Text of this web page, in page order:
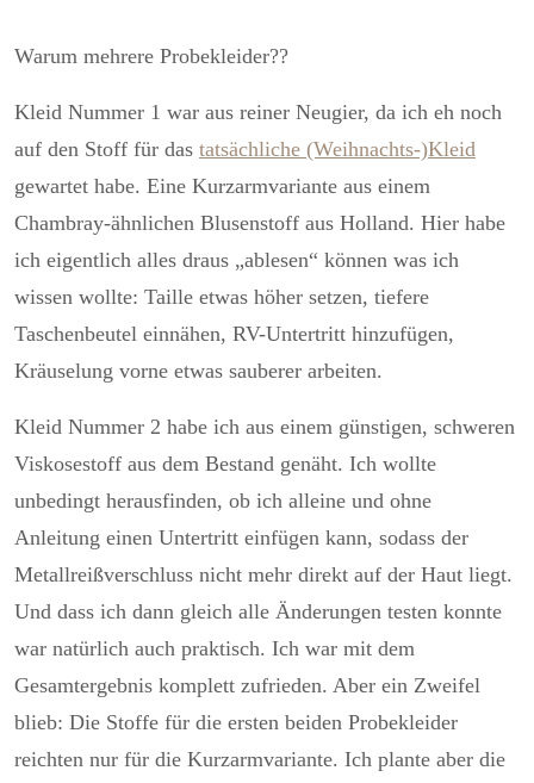
Warum mehrere Probekleider??
Kleid Nummer 1 war aus reiner Neugier, da ich eh noch
auf den Stoff für das tatsächliche (Weihnachts-)Kleid
gewartet habe. Eine Kurzarmvariante aus einem
Chambray-ähnlichen Blusenstoff aus Holland. Hier habe
ich eigentlich alles draus „ablesen“ können was ich
wissen wollte: Taille etwas höher setzen, tiefere
Taschenbeutel einnähen, RV-Untertritt hinzufügen,
Kräuselung vorne etwas sauberer arbeiten.
Kleid Nummer 2 habe ich aus einem günstigen, schweren
Viskosestoff aus dem Bestand genäht. Ich wollte
unbedingt herausfinden, ob ich alleine und ohne
Anleitung einen Untertritt einfügen kann, sodass der
Metallreißverschluss nicht mehr direkt auf der Haut liegt.
Und dass ich dann gleich alle Änderungen testen konnte
war natürlich auch praktisch. Ich war mit dem
Gesamtergebnis komplett zufrieden. Aber ein Zweifel
blieb: Die Stoffe für die ersten beiden Probekleider
reichten nur für die Kurzarmvariante. Ich plante aber die